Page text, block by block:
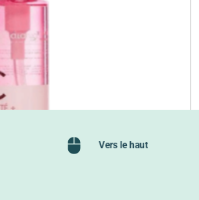
Vers le haut